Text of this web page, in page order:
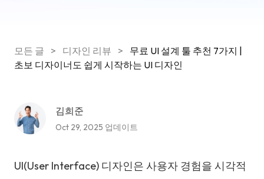
모든 글 > 디자인 리뷰 >
무료 UI 설계 툴 추천 7가지 |
초보 디자이너도 쉽게 시작하는 UI 디자인
김희준
Oct 29, 2025 업데이트
UI(User Interface) 디자인은 사용자 경험을 시각적